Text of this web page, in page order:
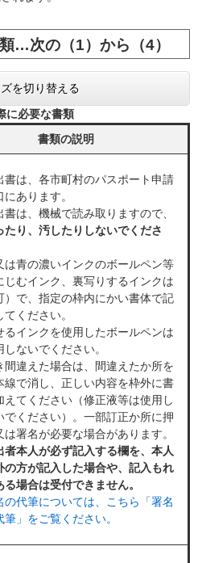
…次の（1）から（4）
を切り替える
に必要な書類
書類の説明
書は、各市町村のパスポート申請
にあります。
書は、機械で読み取りますので、
たり、汚したりしないでくださ
は青の濃いインクのボールペン等
じむインク、裏写りするインクは
）で、指定の枠内にかい書体で記
てください。
るインクを使用したボールペンは
しないでください。
間違えた場合は、間違えたか所を
線で消し、正しい内容を枠外に書
えてください（修正液等は使用し
でください）。一部訂正か所に押
は署名が必要な場合があります。
者本人が必ず記入する欄を、本人
の方が記入した場合や、記入もれ
る場合は受付できません。
の代筆については、こちら「署名
筆」をご覧ください。